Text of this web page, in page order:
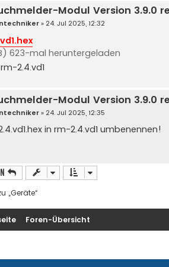
Modul Version 3.9.0
» 24. Jul 2025, 12:32
623-mal heruntergeladen
2.4.vd1
Modul Version 3.9.0
» 24. Jul 2025, 12:35
in rm-2.4.vd1 umbenennen!
„Geräte“
Foren-Übersicht